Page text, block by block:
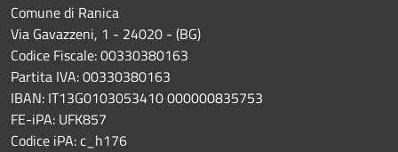
Comune di Ranica
Via Gavazzeni, 1 - 24020 - (BG)
Codice Fiscale: 00330380163
Partita IVA: 00330380163
IBAN: IT13G0103053410 000000835753
FE-iPA: UFK857
Codice iPA: c_h176